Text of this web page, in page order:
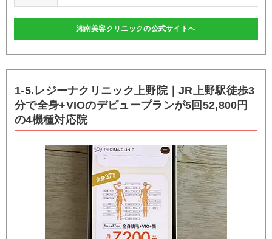
湘南美容クリニックの公式サイトへ
1-5.レジーナクリニック上野院｜JR上野駅徒歩3
分で全身+VIOのデビュープランが5回52,800円
の4機種対応院